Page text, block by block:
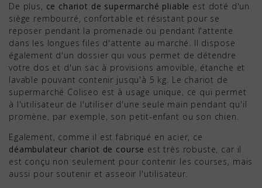
De plus, ce chariot de supermarché pliable est doté d'un
siège rembourré, confortable et résistant pour se
reposer pendant la promenade ou pendant l'attente
dans les longues files d'attente au marché. Il dispose
également d'un dossier qui vous permet de détendre
votre dos et d'un sac à provisions amovible, étanche et
lavable pouvant contenir jusqu'à 5 kg. Le chariot de
supermarché Coliseo est à usage unique, ce qui permet
à l'utilisateur de l'utiliser d'une seule main pendant qu'il
promène, par exemple, son petit-enfant ou son chien.
Egalement, comme il est fabriqué en acier, ce
déambulateur chariot de course est très robuste, car il
est conçu non seulement pour contenir les courses, mais
aussi pour soutenir et asseoir l'utilisateur.